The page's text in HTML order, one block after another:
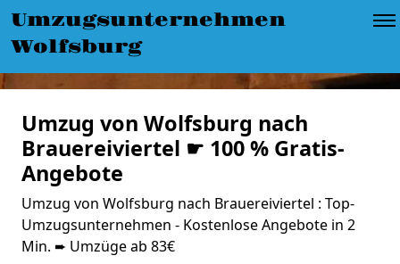
Umzugsunternehmen
Wolfsburg
Umzug von Wolfsburg nach
Brauereiviertel ☛ 100 % Gratis-
Angebote
Umzug von Wolfsburg nach Brauereiviertel : Top-
Umzugsunternehmen - Kostenlose Angebote in 2
Min. ➨ Umzüge ab 83€